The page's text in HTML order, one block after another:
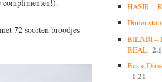
complimenten!).
72 soorten broodjes
HASIR –
Döner
BILADI –
REAL
Beste
1.21